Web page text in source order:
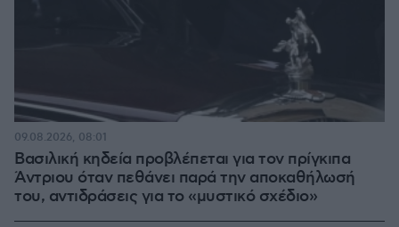
Βασιλική κηδεία προβλέπεται για τον πρίγκιπα
Άντριου όταν πεθάνει παρά την αποκαθήλωσή
του, αντιδράσεις για το «μυστικό σχέδιο»
09.08.2026, 08:01